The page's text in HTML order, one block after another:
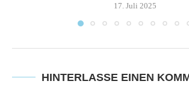
17. Juli 2025
HINTERLASSE EINEN